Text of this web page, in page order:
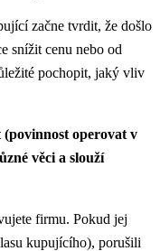
začne tvrdit, že došlo
snížit cenu nebo od
pochopit, jaký vliv
operovat v
věci a slouží
firmu. Pokud jej
kupujícího), porušili